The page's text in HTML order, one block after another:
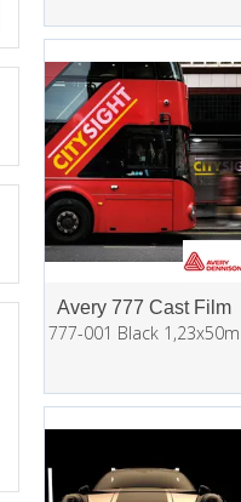
Avery 777 Cast Film
777-001 Black 1,23x50m